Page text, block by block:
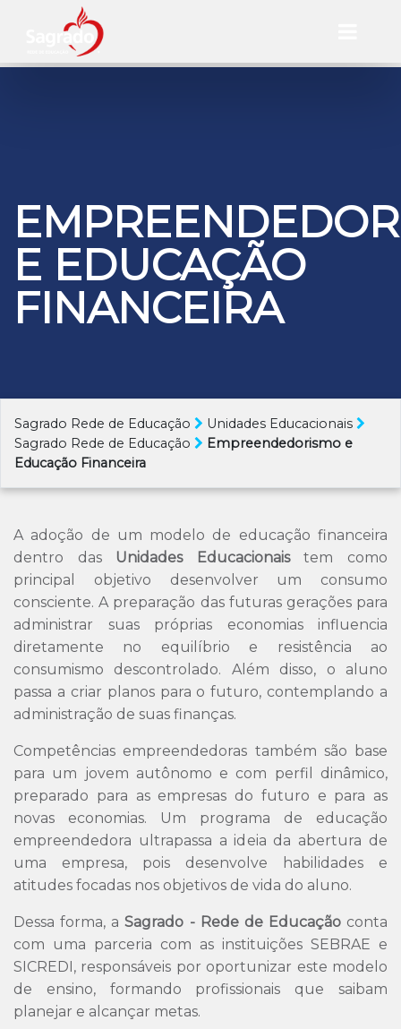
E EDUCAÇÃO
FINANCEIRA
Sagrado Rede de Educação
Unidades Educacionais
Sagrado Rede de Educação
Empreendedorismo e
Educação Financeira
A adoção de um modelo de educação financeira
dentro das Unidades Educacionaistem como
principal objetivo desenvolver um consumo
consciente. A preparação das futuras gerações para
administrar suas próprias economias influencia
diretamente no equilíbrio e resistência ao
consumismo descontrolado. Além disso, o aluno
passa a criar planos para o futuro, contemplando a
administração de suas finanças.
Competências empreendedoras também são base
para um jovem autônomo e com perfil dinâmico,
preparado para as empresas do futuro e para as
novas economias. Um programa de educação
empreendedora ultrapassa a ideia da abertura de
uma empresa, pois desenvolve habilidades e
atitudes focadas nos objetivos de vida do aluno.
Dessa forma, aSagrado - Rede de Educaçãoconta
com uma parceria com as instituições SEBRAE e
SICREDI, responsáveis por oportunizar este modelo
de ensino, formando profissionais que saibam
planejar e alcançar metas.